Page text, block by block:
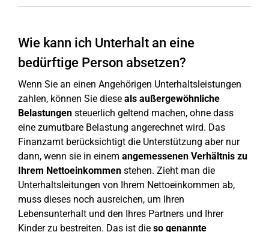
Wie kann ich Unterhalt an eine
bedürftige Person absetzen?
Wenn Sie an einen Angehörigen Unterhaltsleistungen
zahlen, können Sie diese als außergewöhnliche
Belastungen steuerlich geltend machen, ohne dass
eine zumutbare Belastung angerechnet wird. Das
Finanzamt berücksichtigt die Unterstützung aber nur
dann, wenn sie in einem angemessenen Verhältnis zu
Ihrem Nettoeinkommen stehen. Zieht man die
Unterhaltsleitungen von Ihrem Nettoeinkommen ab,
muss dieses noch ausreichen, um Ihren
Lebensunterhalt und den Ihres Partners und Ihrer
Kinder zu bestreiten. Das ist die so genannte